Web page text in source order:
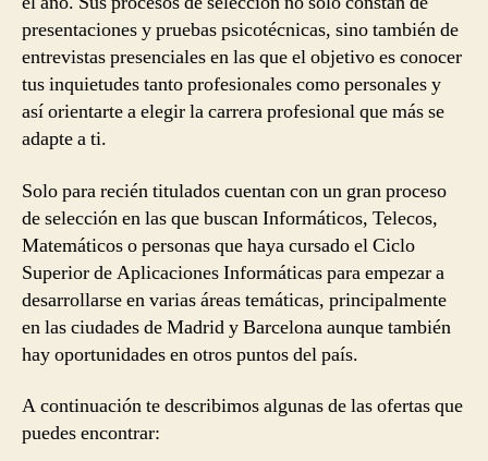
presentaciones y pruebas psicotécnicas, sino también de
entrevistas presenciales en las que el objetivo es conocer
tus inquietudes tanto profesionales como personales y
así orientarte a elegir la carrera profesional que más se
adapte a ti.
Solo para recién titulados cuentan con un gran proceso
de selección en las que buscan Informáticos, Telecos,
Matemáticos o personas que haya cursado el Ciclo
Superior de Aplicaciones Informáticas para empezar a
desarrollarse en varias áreas temáticas, principalmente
en las ciudades de Madrid y Barcelona aunque también
hay oportunidades en otros puntos del país.
A continuación te describimos algunas de las ofertas que
puedes encontrar: